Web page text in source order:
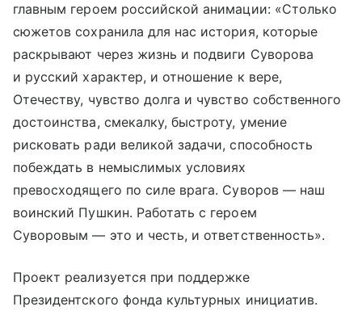
главным героем российской анимации: «Столько
сюжетов сохранила для нас история, которые
раскрывают через жизнь и подвиги Суворова
и русский характер, и отношение к вере,
Отечеству, чувство долга и чувство собственного
достоинства, смекалку, быстроту, умение
рисковать ради великой задачи, способность
побеждать в немыслимых условиях
превосходящего по силе врага. Суворов — наш
воинский Пушкин. Работать с героем
Суворовым — это и честь, и ответственность».
Проект реализуется при поддержке
Президентского фонда культурных инициатив.